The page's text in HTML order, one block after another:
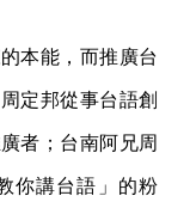
本能，而推廣台
定邦從事台語創
者；台南阿兄周
你講台語」的粉